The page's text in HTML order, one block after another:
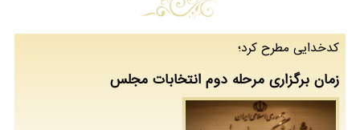
كدخدایی مطرح كرد؛
زمان برگزاری مرحله دوم انتخابات مجلس